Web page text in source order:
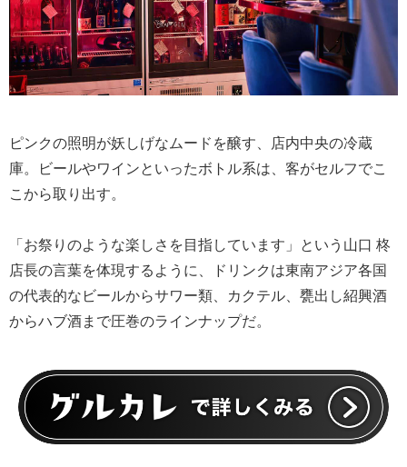
ピンクの照明が妖しげなムードを醸す、店内中央の冷蔵
庫。ビールやワインといったボトル系は、客がセルフでこ
こから取り出す。
「お祭りのような楽しさを目指しています」という山口 柊
店長の言葉を体現するように、ドリンクは東南アジア各国
の代表的なビールからサワー類、カクテル、甕出し紹興酒
からハブ酒まで圧巻のラインナップだ。